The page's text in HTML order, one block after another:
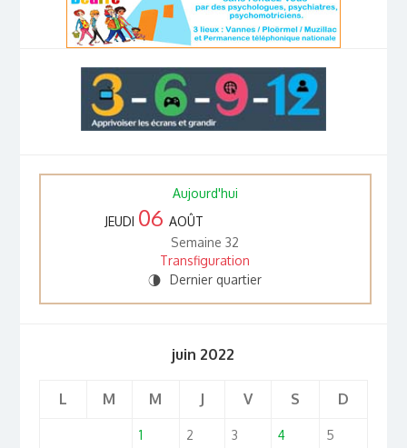
Aujourd'hui
JEUDI 06 AOÛT
Semaine 32
Transfiguration
U Dernier quartier
juin 2022
L M M J V S D
1 2 3 4 5